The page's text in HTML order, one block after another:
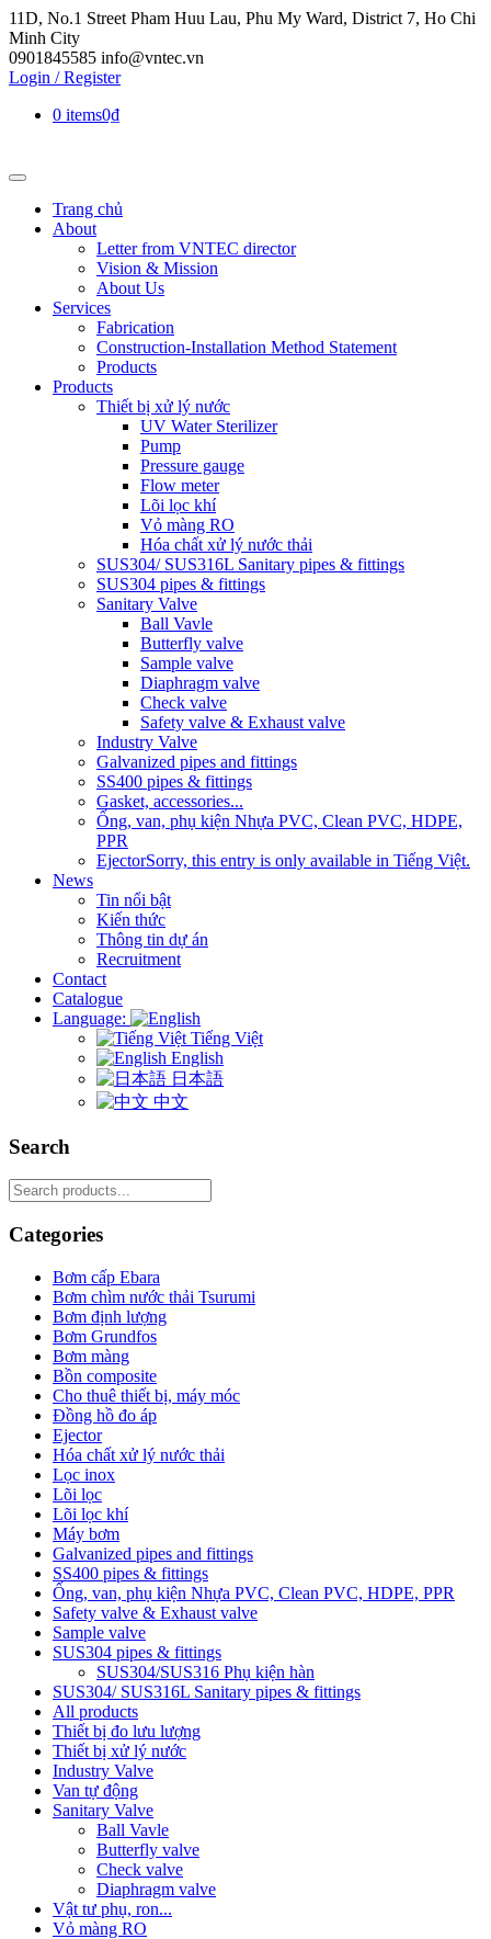
11D, No.1 Street Pham Huu Lau, Phu My Ward, District 7, Ho Chi
Minh City
0901845585 info@vntec.vn
Login / Register
0 items0₫
Trang chủ
About
Letter from VNTEC director
Vision & Mission
About Us
Services
Fabrication
Construction-Installation Method Statement
Products
Products
Thiết bị xử lý nước
UV Water Sterilizer
Pump
Pressure gauge
Flow meter
Lõi lọc khí
Vỏ màng RO
Hóa chất xử lý nước thải
SUS304/ SUS316L Sanitary pipes & fittings
SUS304 pipes & fittings
Sanitary Valve
Ball Vavle
Butterfly valve
Sample valve
Diaphragm valve
Check valve
Safety valve & Exhaust valve
Industry Valve
Galvanized pipes and fittings
SS400 pipes & fittings
Gasket, accessories...
Ống, van, phụ kiện Nhựa PVC, Clean PVC, HDPE,
PPR
EjectorSorry, this entry is only available in Tiếng Việt.
News
Tin nổi bật
Kiến thức
Thông tin dự án
Recruitment
Contact
Catalogue
Language:
Tiếng Việt
English
日本語
中文
Search
Search
for:
Categories
Bơm cấp Ebara
Bơm chìm nước thải Tsurumi
Bơm định lượng
Bơm Grundfos
Bơm màng
Bồn composite
Cho thuê thiết bị, máy móc
Đồng hồ đo áp
Ejector
Hóa chất xử lý nước thải
Lọc inox
Lõi lọc
Lõi lọc khí
Máy bơm
Galvanized pipes and fittings
SS400 pipes & fittings
Ống, van, phụ kiện Nhựa PVC, Clean PVC, HDPE, PPR
Safety valve & Exhaust valve
Sample valve
SUS304 pipes & fittings
SUS304/SUS316 Phụ kiện hàn
SUS304/ SUS316L Sanitary pipes & fittings
All products
Thiết bị đo lưu lượng
Thiết bị xử lý nước
Industry Valve
Van tự động
Sanitary Valve
Ball Vavle
Butterfly valve
Check valve
Diaphragm valve
Vật tư phụ, ron...
Vỏ màng RO